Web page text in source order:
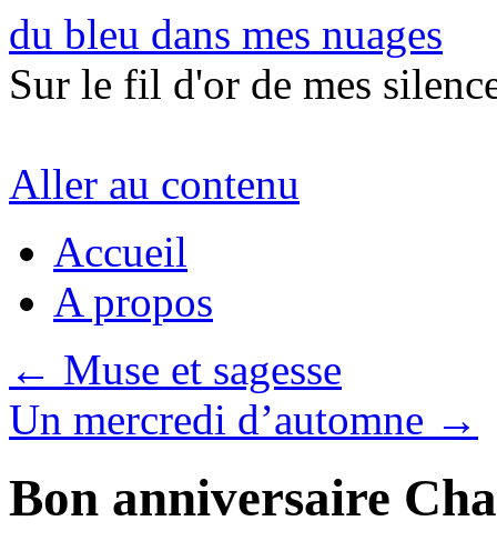
du bleu dans mes nuages
Sur le fil d'or de mes
Aller au contenu
Accueil
A propos
← Muse et sagesse
Un mercredi d’automne →
Bon anniversaire